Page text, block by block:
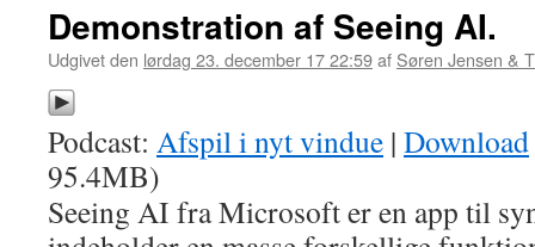
Demonstration af Seeing AI.
Udgivet den lørdag 23. december 17 22:59af Søren Jensen &
Podcast: Afspil i nyt vindue | Download
95.4MB)
Seeing AI fra Microsoft er en app til